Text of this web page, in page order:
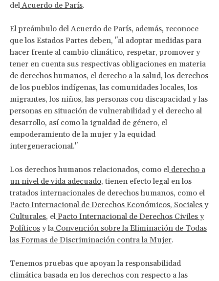
delAcuerdo de París.
El preámbulo del Acuerdo de París, además, reconoce
que los Estados Partes deben, "al adoptar medidas para
hacer frente al cambio climático, respetar, promover y
tener en cuenta sus respectivas obligaciones en materia
de derechos humanos, el derecho a la salud, los derechos
de los pueblos indígenas, las comunidades locales, los
migrantes, los niños, las personas con discapacidad y las
personas en situación de vulnerabilidad y el derecho al
desarrollo, así como la igualdad de género, el
empoderamiento de la mujer y la equidad
intergeneracional."
Los derechos humanos relacionados, como el derecho a
un nivel de vida adecuado, tienen efecto legal en los
tratados internacionales de derechos humanos, como el
Pacto Internacional de Derechos Económicos, Sociales y
Culturales, el Pacto Internacional de Derechos Civiles y
Políticos y la Convención sobre la Eliminación de Todas
las Formas de Discriminación contra la Mujer.
Tenemos pruebas que apoyan la responsabilidad
climática basada en los derechos con respecto a las